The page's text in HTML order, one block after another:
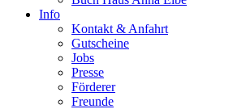
Info
Kontakt & Anfahrt
Gutscheine
Jobs
Presse
Förderer
Freunde